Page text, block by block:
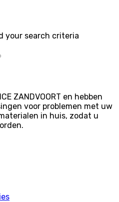
your search criteria
ZANDVOORT en hebben
voor problemen met uw
in huis, zodat u